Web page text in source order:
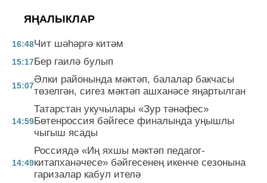
ЯҢАЛЫКЛАР
16:48Чит шәһәргә китәм
15:17Бер гаилә булып
15:07
Әлки районында мәктәп, балалар бакчасы
төзелгән, сигез мәктәп ашханәсе яңартылган
14:59
Татарстан укучылары «Зур тәнәфес»
Бөтенроссия бәйгесе финалында уңышлы
чыгыш ясады
14:49
Россиядә «Иң яхшы мәктәп педагог-
китапханәчесе» бәйгесенең икенче сезонына
гаризалар кабул ителә